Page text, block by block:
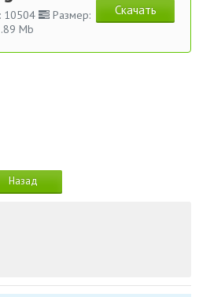
10504
Размер:
Mb
Скачать
Назад